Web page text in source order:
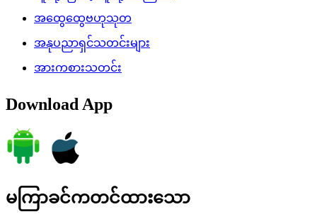
အထွေထွေဗဟုသုတ
အနုပညာရှင်သတင်းများ
အားကစားသတင်း
Download App
မကြာခင်ကတင်ထားသော